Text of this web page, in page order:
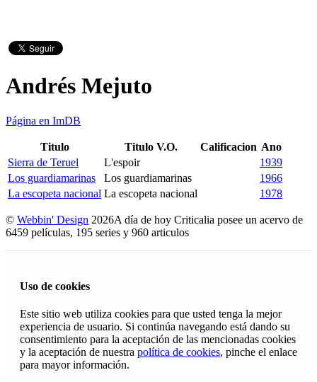
Andrés Mejuto
Página en ImDB
Titulo Titulo V.O. Calificacion Ano
Sierra de Teruel
L'espoir
1939
Los guardiamarinas
Los guardiamarinas
1966
La escopeta nacional La escopeta nacional 1978
© Webbin' Design 2026A día de hoy Criticalia posee un acervo de
6459 películas, 195 series y 960 articulos
Uso de cookies
Este sitio web utiliza cookies para que usted tenga la mejor
experiencia de usuario. Si continúa navegando está dando su
consentimiento para la aceptación de las mencionadas cookies
y la aceptación de nuestra política de cookies, pinche el enlace
para mayor información.